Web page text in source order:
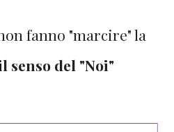
fanno "marcire" la
senso del "Noi"